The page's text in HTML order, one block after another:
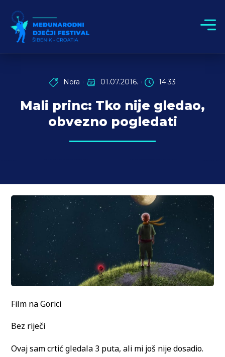
Nora 01.07.2016. 14:33
Mali princ: Tko nije gledao,
obvezno pogledati
Film na Gorici
Bez riječi
Ovaj sam crtić gledala 3 puta, ali mi još nije dosadio.